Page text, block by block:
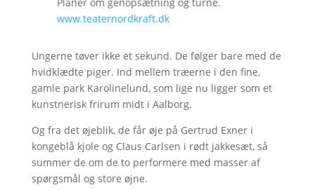
www.teaternordkraft.dk
Ungerne tøver ikke et sekund. De følger bare med de
hvidklædte piger. Ind mellem træerne i den fine,
gamle park Karolinelund, som lige nu ligger som et
kunstnerisk frirum midt i Aalborg.
Og fra det øjeblik, de får øje på Gertrud Exner i
kongeblå kjole og Claus Carlsen i rødt jakkesæt, så
summer de om de to performere med masser af
spørgsmål og store øjne.